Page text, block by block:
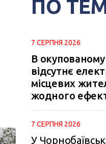
ПО
7 СЕРПНЯ 2026
В
відсутнє
місцевих
жодного
7 СЕРПНЯ 2026
У